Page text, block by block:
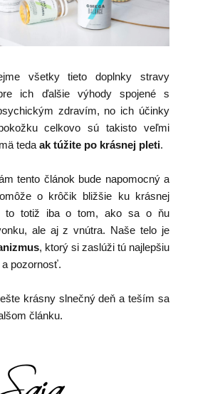
všetky tieto doplnky stravy
ich ďalšie výhody spojené s
zdravím, no ich účinky
celkovo sú takisto veľmi
teda ak túžite po krásnej pleti.
tento článok bude napomocný a
o krôčik bližšie ku krásnej
to totiž iba o tom, ako sa o ňu
ale aj z vnútra. Naše telo je
, ktorý si zaslúži tú najlepšiu
pozornosť.
krásny slnečný deň a teším sa
článku.